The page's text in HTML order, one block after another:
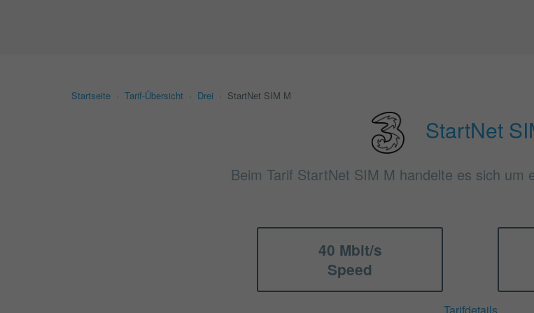
Startseite Tarif-Übersicht Drei StartNet SIM M
StartNet
Beim Tarif StartNet SIM M handelte es sich um
40 Mbit/s
Speed